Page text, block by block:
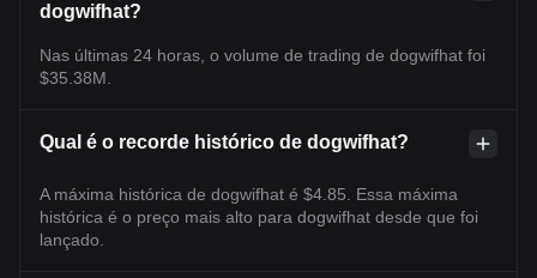
dogwifhat?
Nas últimas 24 horas, o volume de trading de dogwifhat foi
$35.38M.
Qual é o recorde histórico de dogwifhat?
A máxima histórica de dogwifhat é $4.85. Essa máxima
histórica é o preço mais alto para dogwifhat desde que foi
lançado.